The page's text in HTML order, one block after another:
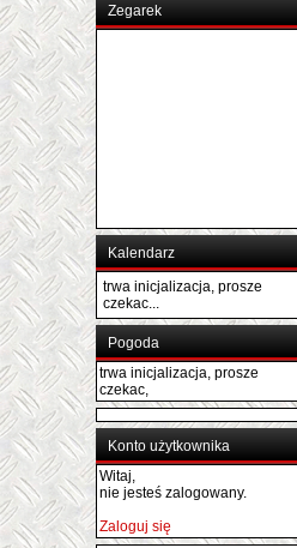
Zegarek
Kalendarz
trwa inicjalizacja, prosze
czekac...
Pogoda
trwa inicjalizacja, prosze
czekac,
Konto użytkownika
Witaj,
nie jesteś zalogowany.
Zaloguj się